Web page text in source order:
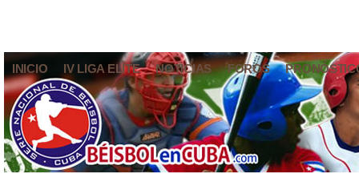
INICIO IV LIGA ELITE NOTICIAS FOROS